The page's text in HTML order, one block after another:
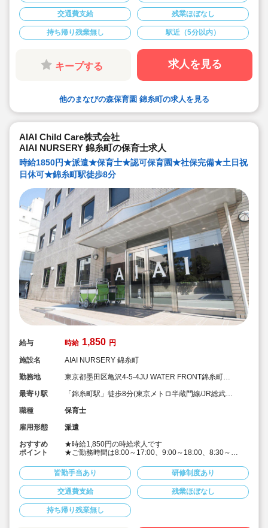
交通費支給 残業ほぼなし
持ち帰り残業無し 駅近（5分以内）
キープする 求人を見る
他のまなびの森保育園 錦糸町の求人を見る
AIAI Child Care株式会社
AIAI NURSERY 錦糸町の保育士求人
時給1850円★派遣★保育士★認可保育園★社保完備★土日祝
日休可★錦糸町駅徒歩8分
給与 時給 1,850 円
施設名
AIAI NURSERY 錦糸町
勤務地
東京都墨田区亀沢4-5-4JU WATER FRONT錦糸町
最寄り駅
「錦糸町駅」徒歩8分(東京メトロ半蔵門線/JR総武
職種
保育士
雇用形態
派遣
おすすめ
ポイント
★時給1,850円の時給求人です
★ご勤務時間は8:00～17:00、9:00～18:00、8:30～
歓迎です
★早番、遅番で勤務したいなど。時間帯は柔軟にご相談
ください
★派遣スタッフの受け入れに慣れている園になりますの
で安心です
★保育士専任のコンサルタントがあなたの派遣就業を安
心サポートいたします
皆勤手当あり 研修制度あり
交通費支給 残業ほぼなし
持ち帰り残業無し